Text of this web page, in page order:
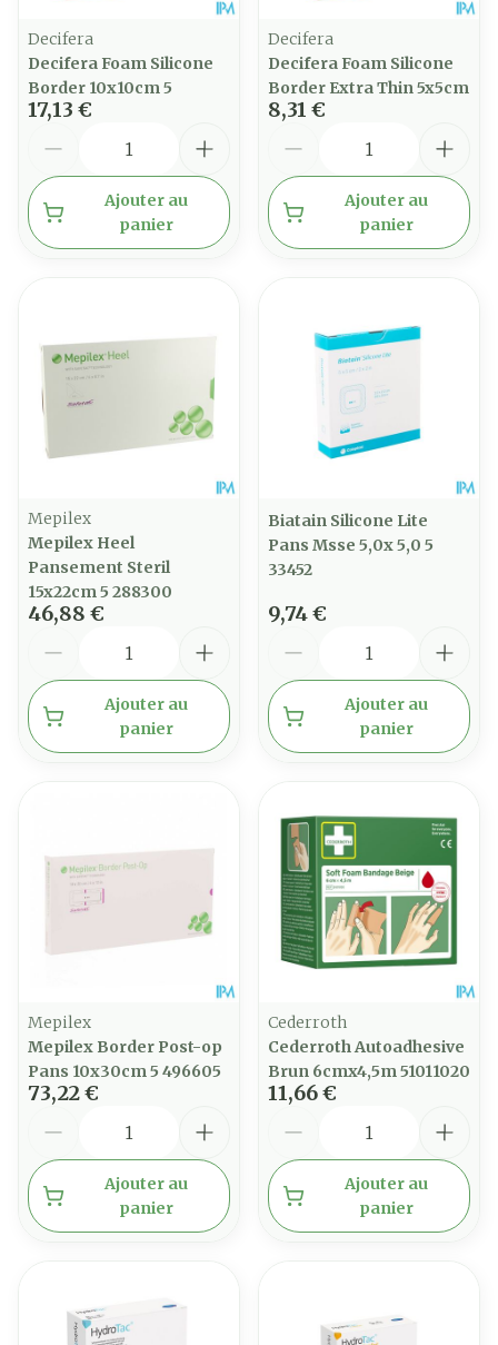
Decifera
Decifera Foam Silicone
Border 10x10cm 5
17,13 €
Ajouter au
panier
Decifera
Decifera Foam Silicone
Border Extra Thin 5x5cm
8,31 €
Ajouter au
panier
Mepilex
Mepilex Heel
Pansement Steril
15x22cm 5 288300
46,88 €
Ajouter au
panier
Biatain Silicone Lite
Pans Msse 5,0x 5,0 5
33452
9,74 €
Ajouter au
panier
Mepilex
Mepilex Border Post-op
Pans 10x30cm 5 496605
73,22 €
Ajouter au
panier
Cederroth
Cederroth Autoadhesive
Brun 6cmx4,5m 51011020
11,66 €
Ajouter au
panier